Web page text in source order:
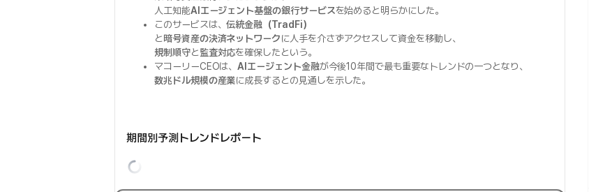
人工知能AIエージェント基盤の銀行サービスを始めると明らかにした。
このサービスは、伝統金融（TradFi）
と暗号資産の決済ネットワークに人手を介さずアクセスして資金を移動し、
規制順守と監査対応を確保したという。
マコーリーCEOは、AIエージェント金融が今後10年間で最も重要なトレンドの一つとなり、
数兆ドル規模の産業に成長するとの見通しを示した。
期間別予測トレンドレポート